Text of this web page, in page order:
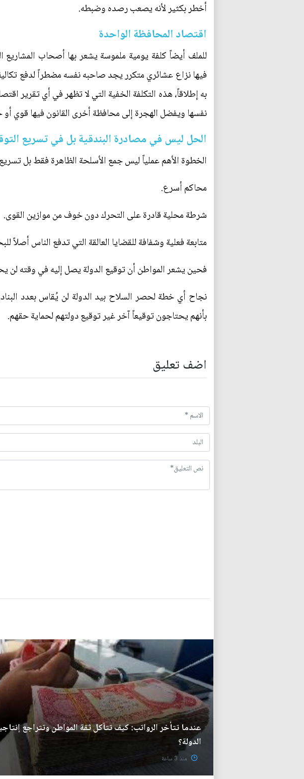
أخطر بكثير لأنه يصعب رصده وضبطه.
‏اقتصاد المحافظة الواحدة
للملف أيضاً كلفة يومية ملموسة يشعر بها أصحاب
فيها نزاع عشائري متكرر يجد صاحبه نفسه مضطراً لدفع
به إطلاقاً، هذه التكلفة الخفية التي لا تظهر في أي
نفسها ويفضل الهجرة إلى محافظة أخرى القانون فيها قوي أو
‏الحل ليس في مصادرة البندقية بل في تسريع
‏الخطوة الأهم عملياً ليس جمع الأسلحة الظاهرة فقط بل
‏محاكم أسرع.
‏شرطة محلية قادرة على التحرك دون خوف من موازين القوى.
‏متابعة فعلية وشفافة للقضايا العالقة التي تدفع الناس أصلاً
‏فحين يشعر المواطن أن توقيع الدولة يصل إليه في وقته لن
‏نجاح أي خطة لحصر السلاح بيد الدولة لن يُقاس بعدد
بأنهم يحتاجون توقيعاً آخر غير توقيع دولتهم لحماية حقهم.
اضف تعليق
عندما تتأخر الرواتب: كيف تتآكل ثقة المواطن وتتراجع
الدولة؟
منذ 3 ساعة